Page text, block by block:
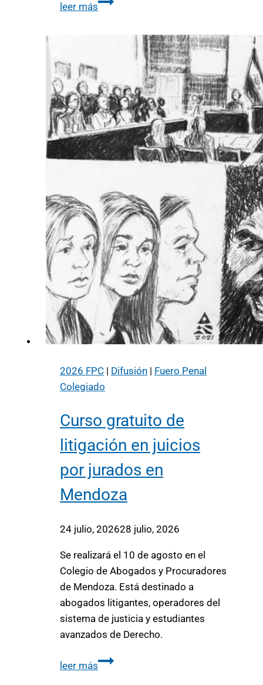
leer más
2026 FPC | Difusión | Fuero Penal
Colegiado
Curso gratuito de
litigación en juicios
por jurados en
Mendoza
24 julio, 202628 julio, 2026
Se realizará el 10 de agosto en el
Colegio de Abogados y Procuradores
de Mendoza. Está destinado a
abogados litigantes, operadores del
sistema de justicia y estudiantes
avanzados de Derecho.
leer más